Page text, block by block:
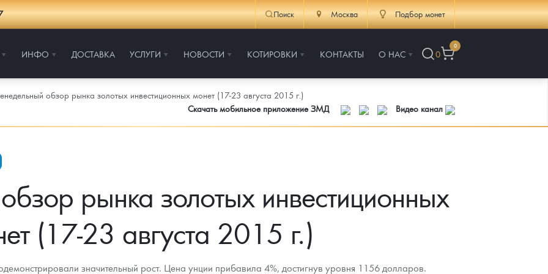
Поиск Москва Подбор монет
ИНФО ДОСТАВКА УСЛУГИ НОВОСТИ КОТИРОВКИ КОНТАКТЫ О НАС 0
0
обзор рынка золотых инвестиционных монет (17-23 августа 2015 г.)
Скачать мобильное приложение ЗМД
Видео канал
рынка золотых инвестиционных
(17-23 августа 2015 г.)
значительный рост. Цена унции прибавила 4%, достигнув уровня 1156 долларов.